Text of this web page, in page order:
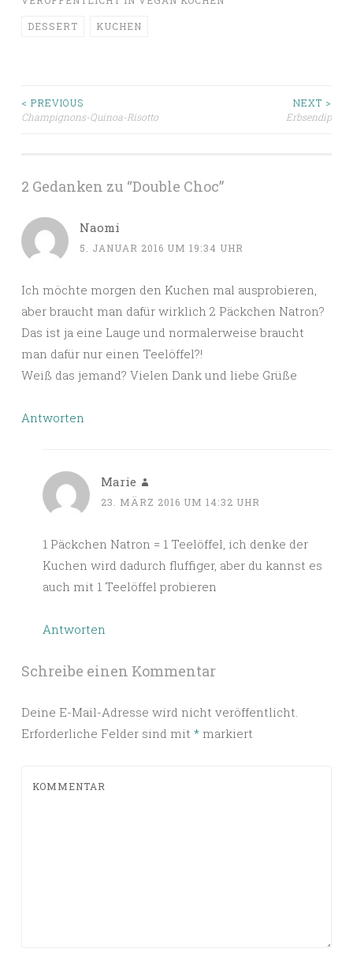
DESSERT KUCHEN
Beitragsnavigation
< PREVIOUS
Champignons-Quinoa-Risotto
NEXT >
Erbsendip
2 Gedanken zu “Double Choc”
Naomi
5. JANUAR 2016 UM 19:34 UHR
Ich möchte morgen den Kuchen mal ausprobieren,
aber braucht man dafür wirklich 2 Päckchen Natron?
Das ist ja eine Lauge und normalerweise braucht
man dafür nur einen Teelöffel?!
Weiß das jemand? Vielen Dank und liebe Grüße
Antworten
Marie
23. MÄRZ 2016 UM 14:32 UHR
1 Päckchen Natron = 1 Teelöffel, ich denke der
Kuchen wird dadurch fluffiger, aber du kannst es
auch mit 1 Teelöffel probieren
Antworten
Schreibe einen Kommentar
Deine E-Mail-Adresse wird nicht veröffentlicht.
Erforderliche Felder sind mit * markiert
KOMMENTAR